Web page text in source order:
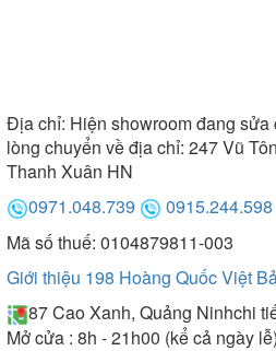
Địa chỉ: Hiện showroom đang
lòng chuyển về địa chỉ: 247 Vũ
Thanh Xuân HN
0971.048.739
0915.244.598
Mã số thuế: 0104879811-003
Giới thiệu 198 Hoàng Quốc Việt
87 Cao Xanh, Quảng Ninhchi
Mở cửa : 8h - 21h00 (kể cả ngày lễ)